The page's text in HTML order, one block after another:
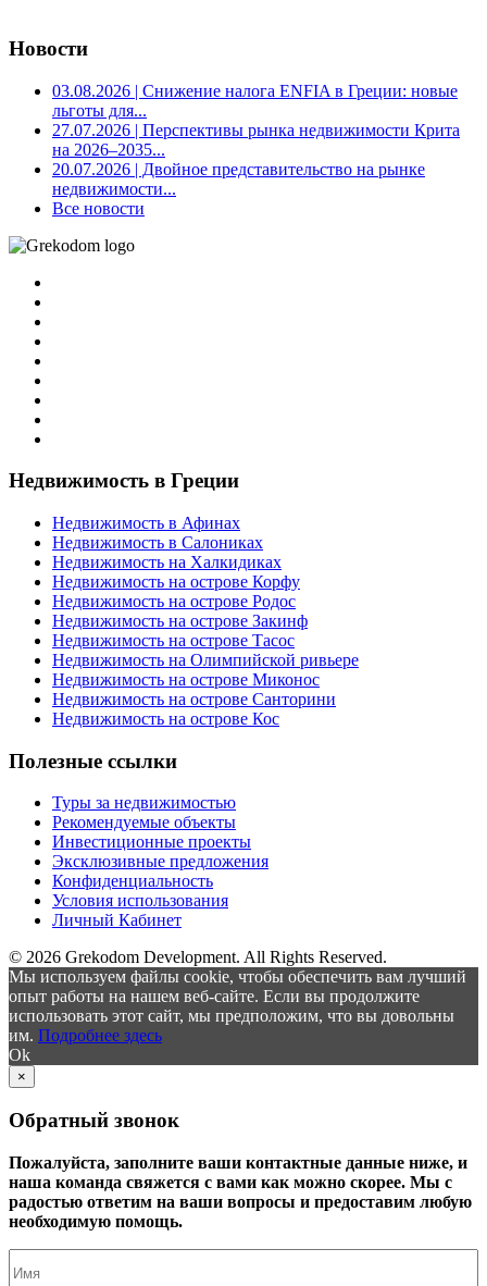
Новости
03.08.2026 | Снижение налога ENFIA в Греции: новые
льготы для...
27.07.2026 | Перспективы рынка недвижимости Крита
на 2026–2035...
20.07.2026 | Двойное представительство на рынке
недвижимости...
Все новости
Недвижимость в Греции
Недвижимость в Афинах
Недвижимость в Салониках
Недвижимость на Халкидиках
Недвижимость на острове Корфу
Недвижимость на острове Родос
Недвижимость на острове Закинф
Недвижимость на острове Тасос
Недвижимость на Олимпийской ривьере
Недвижимость на острове Миконос
Недвижимость на острове Санторини
Недвижимость на острове Кос
Полезные ссылки
Туры за недвижимостью
Рекомендуемые объекты
Инвестиционные проекты
Эксклюзивные предложения
Конфиденциальность
Условия использования
Личный Кабинет
© 2026 Grekodom Development. All Rights Reserved.
Мы используем файлы cookie, чтобы обеспечить вам лучший
опыт работы на нашем веб-сайте. Если вы продолжите
использовать этот сайт, мы предположим, что вы довольны
им. Подробнее здесь
Ok
×
Обратный звонок
Пожалуйста, заполните ваши контактные данные ниже, и
наша команда свяжется с вами как можно скорее. Мы с
радостью ответим на ваши вопросы и предоставим любую
необходимую помощь.